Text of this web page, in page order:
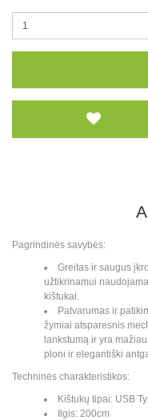
Pagrindinės savybės:
Greitas ir saugus
užtikrinamui
kištukai.
Patvarumas ir
žymiai atsparesnis
lankstumą ir yra
ploni ir elegantiški
Techninės charakteristikos:
Kištukų tipai: USB
Ilgis: 200cm